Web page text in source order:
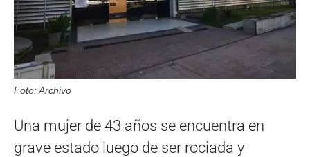
Foto: Archivo
Una mujer de 43 años se encuentra en
grave estado luego de ser rociada y